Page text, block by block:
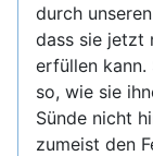
durch
dass sie jetzt
erfüllen kann.
so, wie sie
Sünde nicht
zumeist den